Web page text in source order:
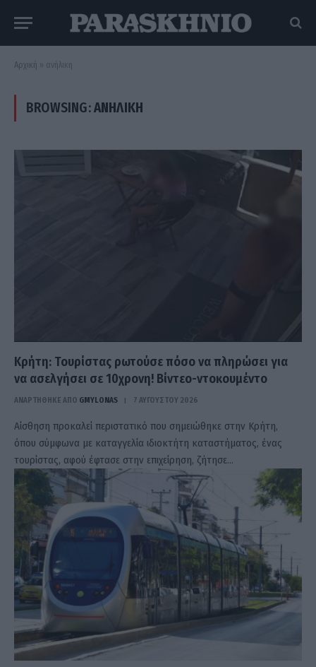
Αρχική » ανήλικη
BROWSING:ΑΝΉΛΙΚΗ
Κρήτη: Τουρίστας ρωτούσε πόσο να πληρώσει για
να ασελγήσει σε 10χρονη! Βίντεο-ντοκουμέντο
ΑΝΑΡΤΗΘΗΚΕ ΑΠΟ GMYLONAS 7 ΑΥΓΟΎΣΤΟΥ 2026
Αίσθηση προκαλεί περιστατικό που σημειώθηκε στην Κρήτη,
όπου σύμφωνα με καταγγελία ιδιοκτήτη καταστήματος, ένας
τουρίστας, αφού έφτασε στην επιχείρηση, ζήτησε…